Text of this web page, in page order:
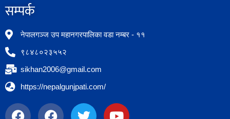
सम्पर्क​
नेपालगञ्ज उप महानगरपालिका वडा नम्बर - ११
९८४८०२३५५२
sikhan2006@gmail.com
https://nepalgunjpati.com/